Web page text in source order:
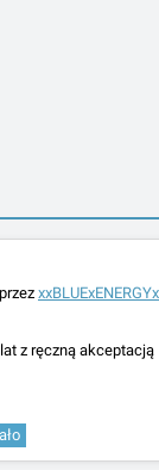
przez
z ręczną akceptacją